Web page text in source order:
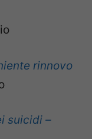
rinnovo
suicidi –